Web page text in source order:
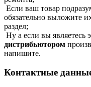
Если ваш товар
обязательно выложите
раздел;
Ну а если вы
дистрибьютором
напишите.
Контактные